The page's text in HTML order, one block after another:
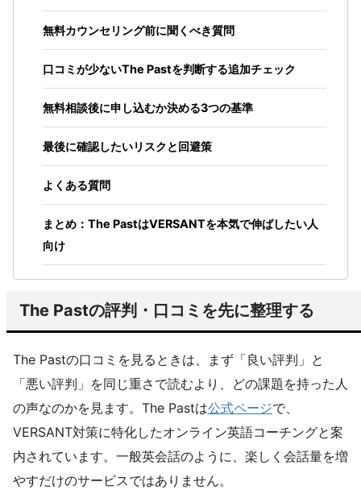
無料カウンセリング前に聞くべき質問
口コミが少ないThe Pastを判断する追加チェック
無料相談後に申し込むか決める3つの基準
最後に確認したいリスクと回避策
よくある質問
まとめ：The PastはVERSANTを本気で伸ばしたい人
向け
The Pastの評判・口コミを先に整理する
The Pastの口コミを見るときは、まず「良い評判」と
「悪い評判」を同じ重さで読むより、どの課題を持った人
の声なのかを見ます。The Pastは公式ページで、
VERSANT対策に特化したオンライン英語コーチングと案
内されています。一般英会話のように、楽しく会話量を増
やすだけのサービスではありません。